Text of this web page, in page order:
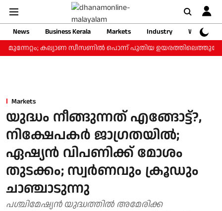
News Business Kerala Markets Industry
Web
കല്യാണ സീസണില്‍ പൊന്ന് പുതിയ ഉയരത്തിലെത്തുമോ?
Markets
യുദ്ധം നീങ്ങുന്നത് എങ്ങോട്ട്?,
നിക്ഷേപകര്‍ ജാഗ്രതയില്‍;
ഏഷ്യന്‍ വിപണിക്ക് മോശം
തുടക്കം; സ്വര്‍ണവും ക്രൂഡും
ചാഞ്ചാടുന്നു
പശ്ചിമേഷ്യൻ യുദ്ധത്തിൽ അമേരിക്ക